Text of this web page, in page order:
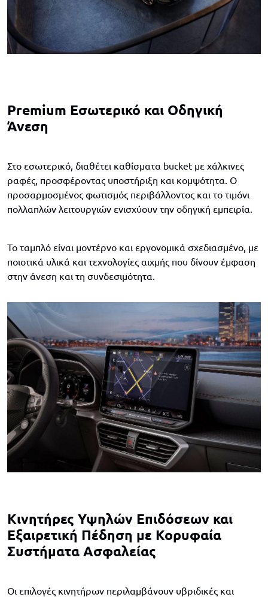
Premium Εσωτερικό και Οδηγική
Άνεση
Στο εσωτερικό, διαθέτει καθίσματα bucket με χάλκινες
ραφές, προσφέροντας υποστήριξη και κομψότητα. Ο
προσαρμοσμένος φωτισμός περιβάλλοντος και το τιμόνι
πολλαπλών λειτουργιών ενισχύουν την οδηγική εμπειρία.
Το ταμπλό είναι μοντέρνο και εργονομικά σχεδιασμένο, με
ποιοτικά υλικά και τεχνολογίες αιχμής που δίνουν έμφαση
στην άνεση και τη συνδεσιμότητα.
Κινητήρες Υψηλών Επιδόσεων και
Εξαιρετική Πέδηση με Κορυφαία
Συστήματα Ασφαλείας
Οι επιλογές κινητήρων περιλαμβάνουν υβριδικές και